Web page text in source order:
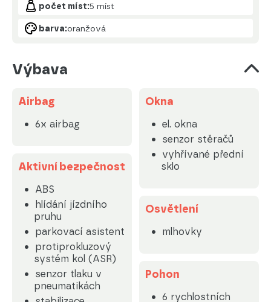
počet míst:5 míst
barva:oranžová
Výbava
Airbag
6x airbag
Aktivní bezpečnost
ABS
hlídání jízdního
pruhu
parkovací asistent
protiprokluzový
systém kol (ASR)
senzor tlaku v
pneumatikách
Okna
el. okna
senzor stěračů
vyhřívané přední
sklo
Osvětlení
mlhovky
Pohon
6 rychlostních